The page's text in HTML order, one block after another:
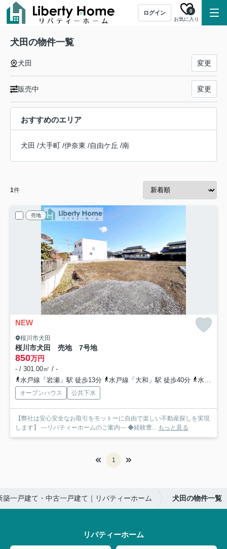
ログイン
お気に入り
0
犬田の物件一覧
犬田 変更
販売中 変更
おすすめのエリア
犬田 /大手町 /伊奈東 /自由ケ丘 /南
1件
売地
NEW
桜川市犬田
桜川市犬田 売地 7号地
850万円
- / 301.00㎡ / -
水戸線「岩瀬」駅 徒歩13分
水戸線「大和」駅 徒歩40分 水戸線「羽黒」駅 徒歩58分
オープンハウス 公共下水
【弊社は安心安全なお取引をモットーに自由で楽しい不動産探しを実現
します】 ---リバティーホームのご案内--- ◆経験豊... もっと見る
1
築一戸建て・中古一戸建て｜リバティーホーム 犬田の物件一覧
リバティーホーム